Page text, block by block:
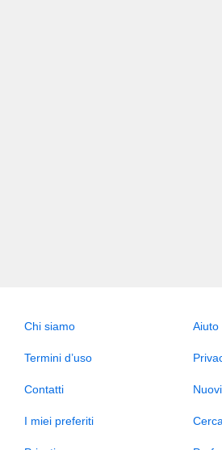
Chi siamo Aiuto
Termini d’uso
Contatti
I miei preferiti